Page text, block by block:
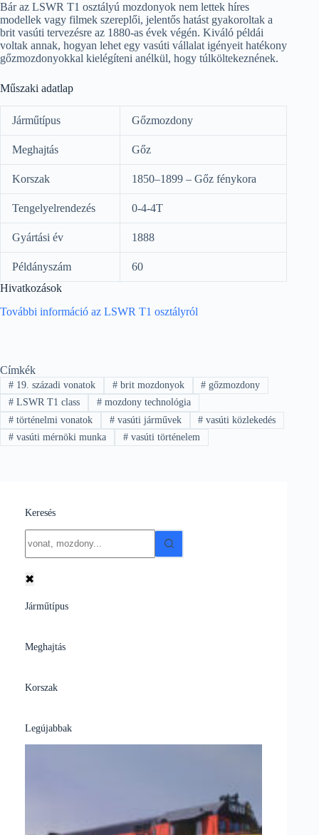
Bár az LSWR T1 osztályú mozdonyok nem lettek híres
modellek vagy filmek szereplői, jelentős hatást gyakoroltak a
brit vasúti tervezésre az 1880-as évek végén. Kiváló példái
voltak annak, hogyan lehet egy vasúti vállalat igényeit hatékony
gőzmozdonyokkal kielégíteni anélkül, hogy túlköltekeznének.
Műszaki adatlap
Járműtípus Gőzmozdony
Meghajtás Gőz
Korszak 1850–1899 – Gőz fénykora
Tengelyelrendezés 0-4-4T
Gyártási év 1888
Példányszám
60
Hivatkozások
További információ az LSWR T1 osztályról
Címkék
#19. századi vonatok #brit mozdonyok # gőzmozdony
#LSWR T1 class #mozdony technológia
#történelmi vonatok #vasúti járművek # vasúti közlekedés
#vasúti mérnöki munka #vasúti történelem
Keresés
results
✖
Járműtípus
Meghajtás
Korszak
Legújabbak